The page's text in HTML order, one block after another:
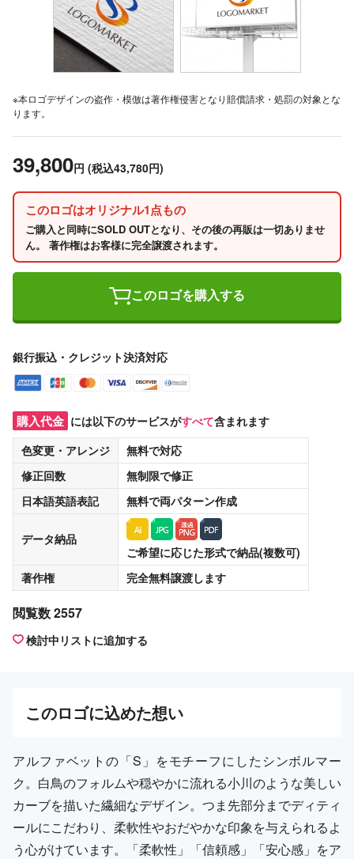
※本ロゴデザインの盗作・模倣は著作権侵害となり賠償請求・処罰の対象とな
ります。
39,800円 (税込43,780円)
このロゴはオリジナル1点もの
ご購入と同時にSOLD OUTとなり、その後の再販は一切ありませ
ん。 著作権はお客様に完全譲渡されます。
このロゴを購入する
銀行振込・クレジット決済対応
購入代金 には以下のサービスがすべて含まれます
色変更・アレンジ
無料で対応
修正回数
無制限で修正
日本語英語表記
無料で両パターン作成
データ納品
ご希望に応じた形式で納品(複数可)
著作権
完全無料譲渡します
閲覧数 2557
検討中リストに追加する
このロゴに込めた想い
アルファベットの「S」をモチーフにしたシンボルマー
ク。白鳥のフォルムや穏やかに流れる小川のような美しい
カーブを描いた繊細なデザイン。つま先部分までディティ
ールにこだわり、柔軟性やおだやかな印象を与えられるよ
う心がけています。「柔軟性」「信頼感」「安心感」をア